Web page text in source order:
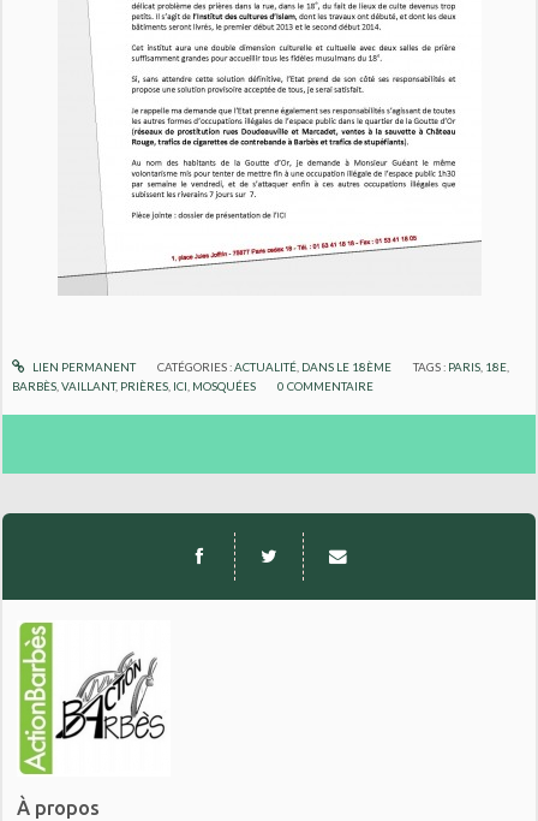
À propos
LIEN PERMANENT CATÉGORIES :ACTUALITÉ, DANS LE 18ÈME TAGS : PARIS 18E
BARBÈS ,VAILLANT, PRIÈRES ICI MOSQUÉES 0 COMMENTAIRE